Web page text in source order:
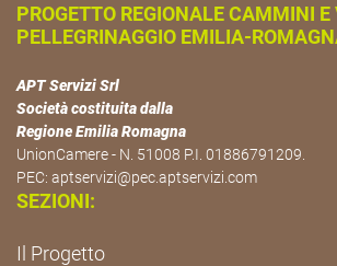
PROGETTO REGIONALE CAMMINI E
PELLEGRINAGGIO EMILIA-
APT Servizi Srl
Società costituita dalla
Regione Emilia Romagna
UnionCamere - N. 51008 P.I. 01886791209.
PEC: aptservizi@pec.aptservizi.com
SEZIONI:
Il Progetto